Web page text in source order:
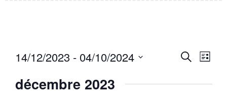
Recherche
de
Liste
14/12/2023 - 04/10/2024
une
date.
décembre 2023